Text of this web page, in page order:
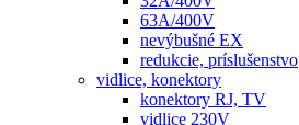
63A/400V
nevýbušné EX
redukcie, príslušenstvo
vidlice, konektory
konektory RJ, TV
vidlice 230V